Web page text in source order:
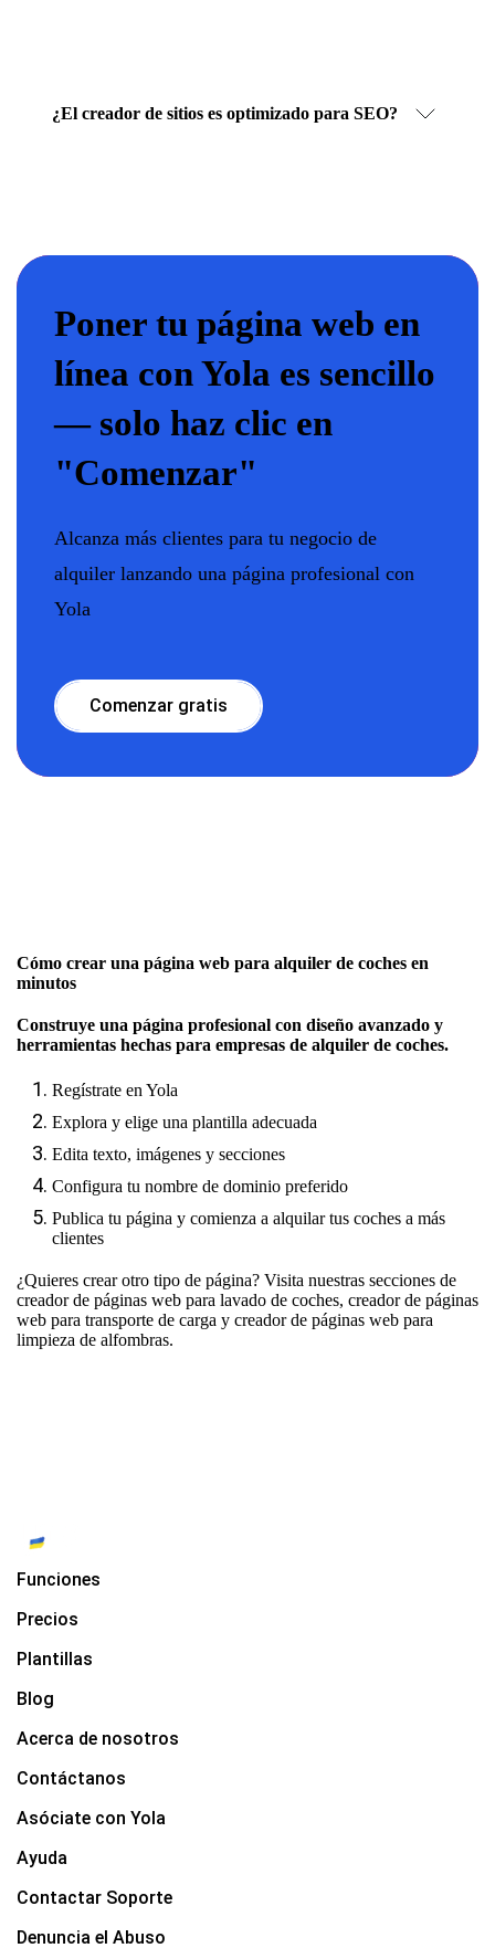
¿El creador de sitios es optimizado para SEO?
Poner tu página web en
línea con Yola es sencillo
— solo haz clic en
"Comenzar"
Alcanza más clientes para tu negocio de
alquiler lanzando una página profesional con
Yola
Comenzar gratis
Cómo crear una página web para alquiler de coches en
minutos
Construye una página profesional con diseño avanzado y
herramientas hechas para empresas de alquiler de coches.
Regístrate en Yola
Explora y elige una plantilla adecuada
Edita texto, imágenes y secciones
Configura tu nombre de dominio preferido
Publica tu página y comienza a alquilar tus coches a más
clientes
¿Quieres crear otro tipo de página? Visita nuestras secciones de
creador de páginas web para lavado de coches, creador de páginas
web para transporte de carga y creador de páginas web para
limpieza de alfombras.
Funciones
Precios
Plantillas
Blog
Acerca de nosotros
Contáctanos
Asóciate con Yola
Ayuda
Contactar Soporte
Denuncia el Abuso